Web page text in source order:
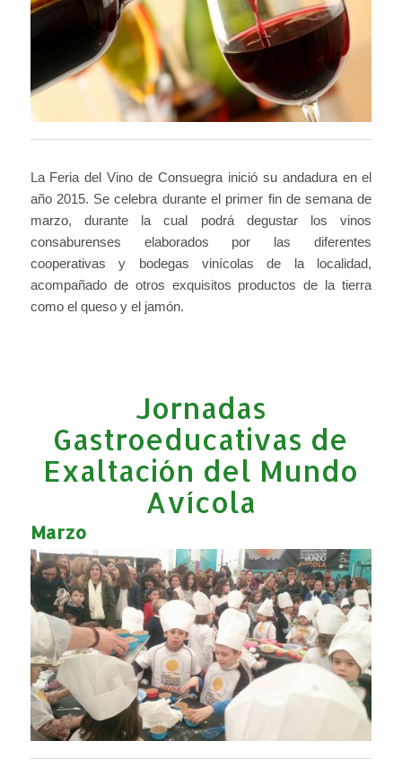
La Feria del Vino de Consuegra inició su andadura en el
año 2015. Se celebra durante el primer fin de semana de
marzo, durante la cual podrá degustar los vinos
consaburenses elaborados por las diferentes
cooperativas y bodegas vinícolas de la localidad,
acompañado de otros exquisitos productos de la tierra
como el queso y el jamón.
Jornadas
Gastroeducativas de
Exaltación del Mundo
Avícola
Marzo